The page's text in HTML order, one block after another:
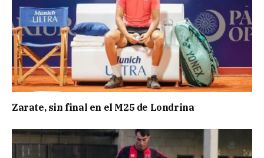
Zarate, sin final en el M25 de Londrina